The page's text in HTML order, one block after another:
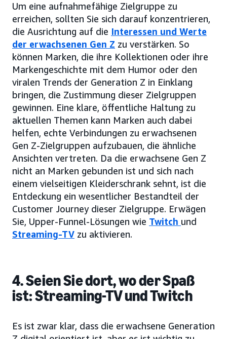
Um eine aufnahmefähige Zielgruppe zu
erreichen, sollten Sie sich darauf konzentrieren,
die Ausrichtung auf die Interessen und Werte
der erwachsenen Gen Z zu verstärken. So
können Marken, die ihre Kollektionen oder ihre
Markengeschichte mit dem Humor oder den
viralen Trends der Generation Z in Einklang
bringen, die Zustimmung dieser Zielgruppen
gewinnen. Eine klare, öffentliche Haltung zu
aktuellen Themen kann Marken auch dabei
helfen, echte Verbindungen zu erwachsenen
Gen Z-Zielgruppen aufzubauen, die ähnliche
Ansichten vertreten. Da die erwachsene Gen Z
nicht an Marken gebunden ist und sich nach
einem vielseitigen Kleiderschrank sehnt, ist die
Entdeckung ein wesentlicher Bestandteil der
Customer Journey dieser Zielgruppe. Erwägen
Sie, Upper-Funnel-Lösungen wie Twitch und
Streaming-TV zu aktivieren.
4. Seien Sie dort, wo der Spaß
ist: Streaming-TV und Twitch
Es ist zwar klar, dass die erwachsene Generation